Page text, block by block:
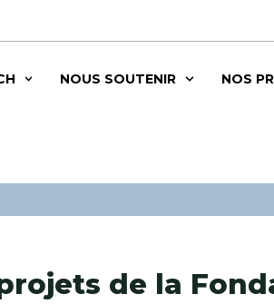
NOUS SOUTENIR NOS
de la